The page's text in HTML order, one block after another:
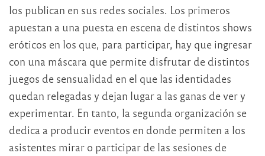
los publican en sus redes sociales. Los primeros
apuestan a una puesta en escena de distintos shows
eróticos en los que, para participar, hay que ingresar
con una máscara que permite disfrutar de distintos
juegos de sensualidad en el que las identidades
quedan relegadas y dejan lugar a las ganas de ver y
experimentar. En tanto, la segunda organización se
dedica a producir eventos en donde permiten a los
asistentes mirar o participar de las sesiones de